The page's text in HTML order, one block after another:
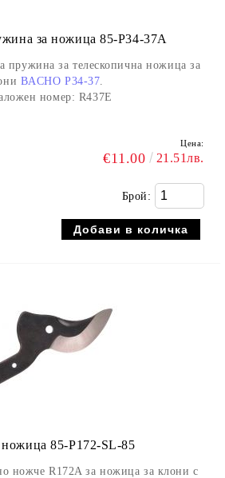
за ножица 85-P34-37A
пружина за телескопична ножица за
BACHO P34-37.
номер: R437E
Цена:
€11.00 21.51лв.
Брой:
85-P172-SL-85
ножче R172A за ножица за клони с